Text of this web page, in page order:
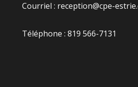
Courriel : reception@cpe-
Téléphone : 819 566-7131